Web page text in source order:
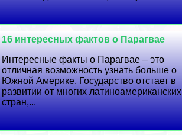
16 интересных фактов о Парагвае
Интересные факты о Парагвае – это
отличная возможность узнать больше о
Южной Америке. Государство отстает в
развитии от многих латиноамериканских
стран,...